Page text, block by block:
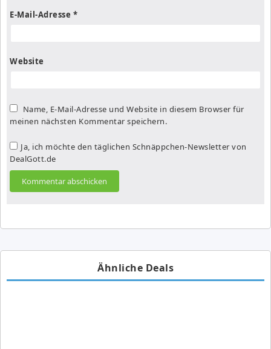
E-Mail-Adresse *
Website
Name, E-Mail-Adresse und Website in diesem Browser für
meinen nächsten Kommentar speichern.
Ja, ich möchte den täglichen Schnäppchen-Newsletter von
DealGott.de
Ähnliche Deals